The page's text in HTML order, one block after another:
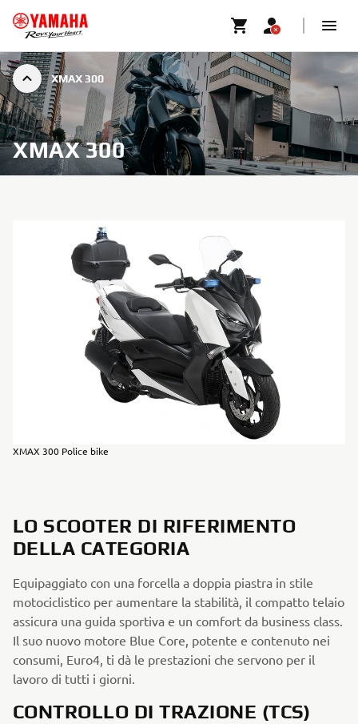
XMAX 300
XMAX 300
XMAX 300 Police bike
LO SCOOTER DI RIFERIMENTO
DELLA CATEGORIA
Equipaggiato con una forcella a doppia piastra in stile
motociclistico per aumentare la stabilità, il compatto telaio
assicura una guida sportiva e un comfort da business class.
Il suo nuovo motore Blue Core, potente e contenuto nei
consumi, Euro4, ti dà le prestazioni che servono per il
lavoro di tutti i giorni.
CONTROLLO DI TRAZIONE (TCS)